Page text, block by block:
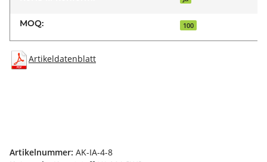
MOQ: 100
Artikeldatenblatt
Artikelnummer: AK-IA-4-8